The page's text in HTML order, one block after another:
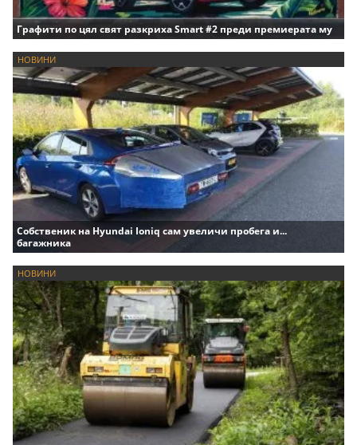
Графити по цял свят разкриха Smart #2 преди премиерата му
НОВИНИ
Собственик на Hyundai Ioniq сам увеличи пробега и...
багажника
НОВИНИ